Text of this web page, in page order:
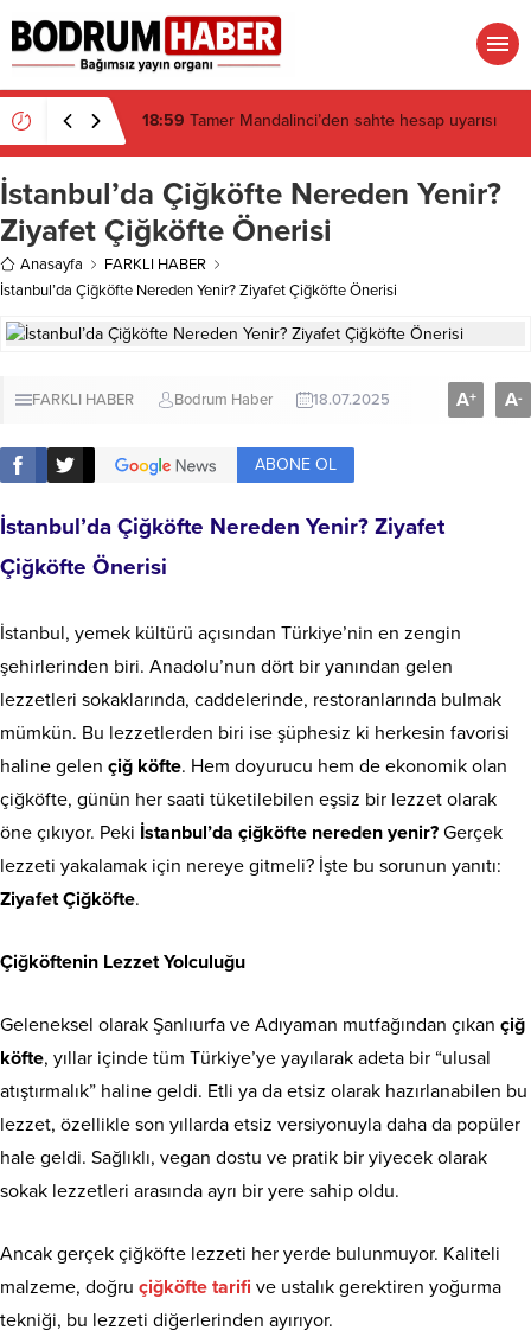
18:29 Bitez Kavşağı’nda lüks otomobil börekçiye
girdi: 2 yaralı
İstanbul’da Çiğköfte Nereden Yenir?
Ziyafet Çiğköfte Önerisi
Anasayfa
FARKLI HABER
İstanbul’da Çiğköfte Nereden Yenir? Ziyafet Çiğköfte Önerisi
FARKLI HABER Bodrum Haber 18.07.2025 A+ A-
ABONE OL
İstanbul’da Çiğköfte Nereden Yenir? Ziyafet
Çiğköfte Önerisi
İstanbul, yemek kültürü açısından Türkiye’nin en zengin
şehirlerinden biri. Anadolu’nun dört bir yanından gelen
lezzetleri sokaklarında, caddelerinde, restoranlarında bulmak
mümkün. Bu lezzetlerden biri ise şüphesiz ki herkesin favorisi
haline gelen çiğ köfte. Hem doyurucu hem de ekonomik olan
çiğköfte, günün her saati tüketilebilen eşsiz bir lezzet olarak
öne çıkıyor. Peki İstanbul’da çiğköfte nereden yenir? Gerçek
lezzeti yakalamak için nereye gitmeli? İşte bu sorunun yanıtı:
Ziyafet Çiğköfte.
Çiğköftenin Lezzet Yolculuğu
Geleneksel olarak Şanlıurfa ve Adıyaman mutfağından çıkan çiğ
köfte, yıllar içinde tüm Türkiye’ye yayılarak adeta bir “ulusal
atıştırmalık” haline geldi. Etli ya da etsiz olarak hazırlanabilen bu
lezzet, özellikle son yıllarda etsiz versiyonuyla daha da popüler
hale geldi. Sağlıklı, vegan dostu ve pratik bir yiyecek olarak
sokak lezzetleri arasında ayrı bir yere sahip oldu.
Ancak gerçek çiğköfte lezzeti her yerde bulunmuyor. Kaliteli
malzeme, doğru çiğköfte tarifi ve ustalık gerektiren yoğurma
tekniği, bu lezzeti diğerlerinden ayırıyor.